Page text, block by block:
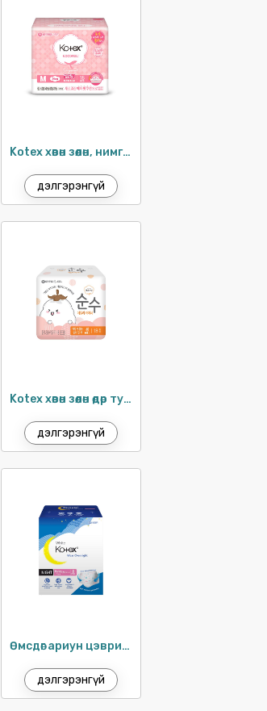
Kotex хөвөн зөөлөн, нимгэн ариун цэврийн хэрэглэл 24см / 18ш
дэлгэрэнгүй
Kotex хөвөн зөөлөн өдөр тутам 17.5см / 20ш
дэлгэрэнгүй
Өмсдөг ариун цэврийн хэрэглэл S-M / 8ш
дэлгэрэнгүй